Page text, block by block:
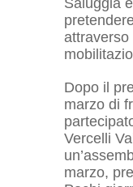
attraverso
Dopo il
marzo di
Vercelli
marzo,